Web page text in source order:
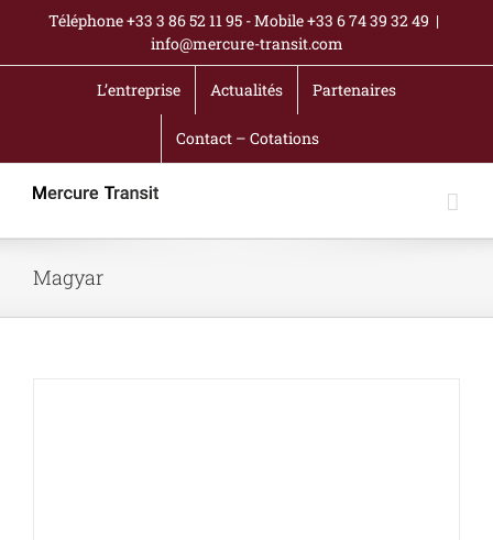
Passer
contenu
Téléphone +33 3 86 52 11 95 - Mobile +33 6 74 39 32 49 |
info@mercure-transit.com
L’entreprise Actualités Partenaires
Contact – Cotations
Magyar